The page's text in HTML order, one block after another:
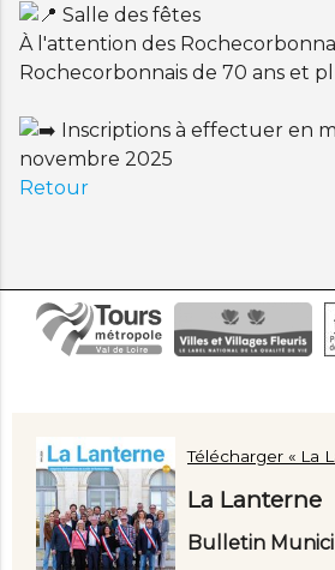
Salle des fêtes
À l'attention des
Rochecorbonnais de 70 ans et
Inscriptions à effectuer en
novembre 2025
Retour
Télécharger « La
La Lanterne
Bulletin